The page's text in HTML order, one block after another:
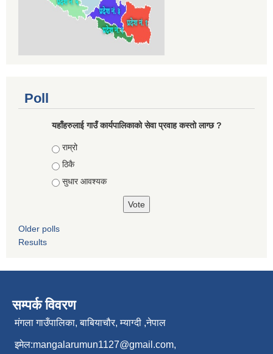
Poll
यहाँहरुलाई गाउँ कार्यपालिकाको सेवा प्रवाह कस्तो लाग्छ ?
Choices
राम्रो
ठिकै
सुधार आवश्यक
Older polls
Results
सम्पर्क विवरण
मंगला गाउँपालिका, बाबियाचौर, म्याग्दी ,नेपाल
इमेल:mangalarumun1127@gmail.com,